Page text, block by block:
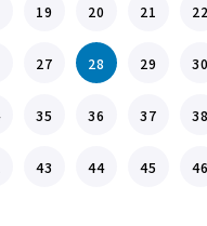
19 20 21 22
27 28 29 30
35 36 37 38
43 44 45 46